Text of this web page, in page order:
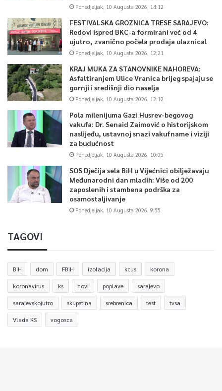
Ponedjeljak, 10 Augusta 2026, 14:12
FESTIVALSKA GROZNICA TRESE SARAJEVO:
Redovi ispred BKC-a formirani već od 4
ujutro, zvanično počela prodaja ulaznica!
Ponedjeljak, 10 Augusta 2026, 12:21
KRAJ MUKA ZA STANOVNIKE NAHOREVA:
Asfaltiranjem Ulice Vranica brijeg spajaju se
gornji i središnji dio naselja
Ponedjeljak, 10 Augusta 2026, 12:12
Pola milenijuma Gazi Husrev-begovog
vakufa: Dr. Senaid Zaimović o historijskom
naslijeđu, ustavnoj snazi vakufname i viziji
za budućnost
Ponedjeljak, 10 Augusta 2026, 10:05
SOS Dječija sela BiH u Vijećnici obilježavaju
Međunarodni dan mladih: Više od 200
zaposlenih i stambena podrška za
osamostaljivanje
Ponedjeljak, 10 Augusta 2026, 9:55
TAGOVI
BiH dom FBiH izolacija kcus korona
koronavirus ks novi poplave sarajevo
sarajevskojutro skupstina srebrenica test tvsa
Vlada KS vogosca